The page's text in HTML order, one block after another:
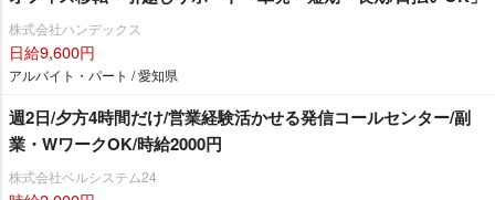
株式会社ハンデックス
日給9,600円
アルバイト・パート / 愛知県
週2日/夕方4時間だけ/営業経験活かせる発信コールセンター/副
業・WワークOK/時給2000円
株式会社ベルシステム24